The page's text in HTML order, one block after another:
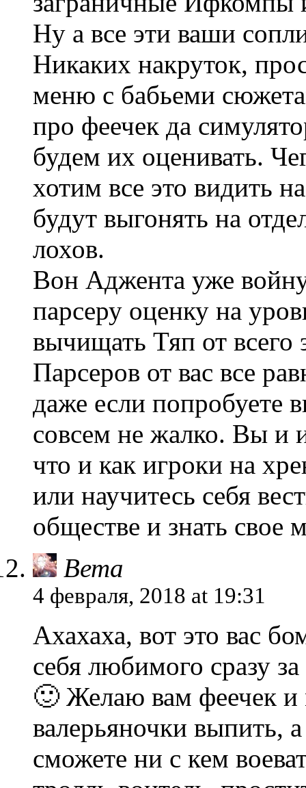
Ну а все эти ваши
Никаких накруток,
меню с бабьеми
про феечек да
будем их оценивать.
хотим все это видить
будут выгонять на
лохов.
Вон Аджента уже войну
парсеру оценку на
вычищать Тяп от
Парсеров от вас все
даже если попробуете
совсем не жалко. Вы и
что и как игроки на
или научитесь себя
обществе и знать свое
Вета
4 февраля, 2018 at 19:31
Ахахаха, вот это вас
себя любимого сразу
🙂 Желаю вам феечек
валерьяночки выпить,
сможете ни с кем